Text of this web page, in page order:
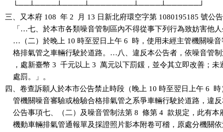
    └──┴────┴────┴────────┴────┴──────┘
三、又本府 108  年 2  月 13 日新北府環空字第 1080195185 號公
「…七、於本市各類噪音管制區內不得從事下列行為致妨害他
…（二）於晚上 10 時至翌日上午 6  時，使用未經主管機關噪
格排氣管之車輛行駛於道路。…八、違反本公告者，依噪音管制
，處新臺幣 3  千元以上 3  萬元以下罰鍰，並令其立即改善；
    處罰。」。
四、卷查訴願人於本市公告禁止時段（晚上 10 時至翌日上午 6
管機關噪音審驗或檢驗合格排氣管之系爭車輛行駛於道路，違
公告事項七、（二）及噪音管制法第 8  條第 4  款規定，此有本
機動車輛排氣管通報單及採證照片影本附卷可稽，原處分機關